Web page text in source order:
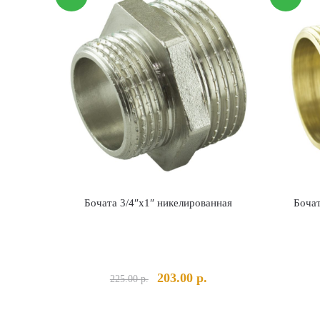
Бочата 3/4″х1″ никелированная
225.00р.
Первоначальная
203.00 р.